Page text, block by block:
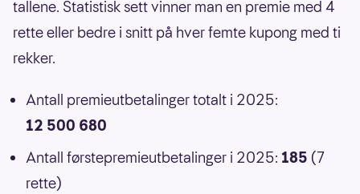
tallene. Statistisk sett vinner man en premie med 4
rette eller bedre i snitt på hver femte kupong med ti
rekker.
Antall premieutbetalinger totalt i 2025:
12 500 680
Antall førstepremieutbetalinger i 2025: 185 (7
rette)